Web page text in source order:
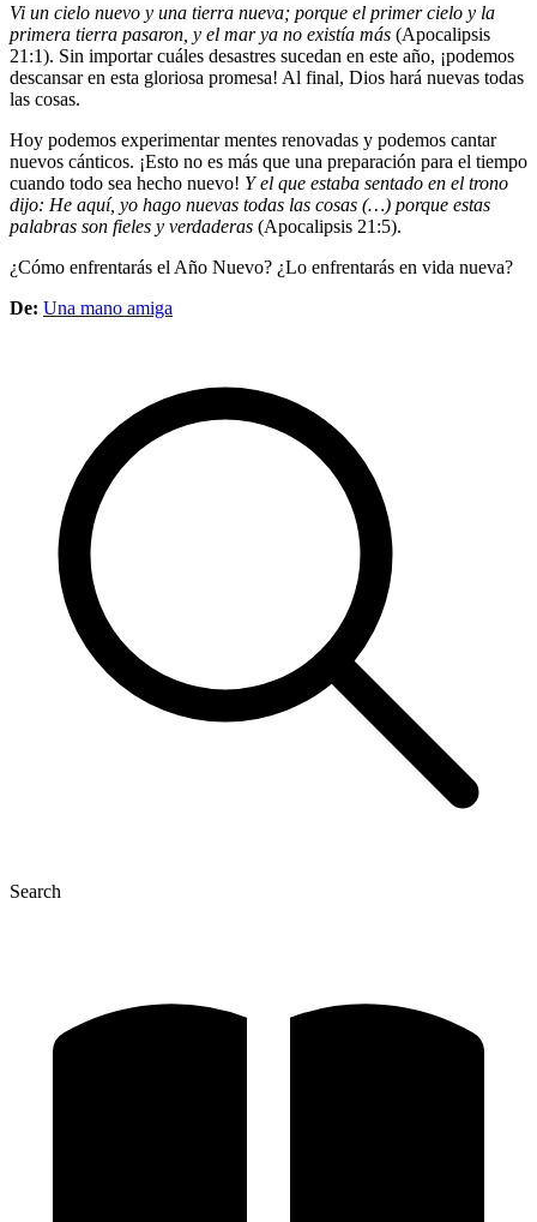
Vi un cielo nuevo y una tierra nueva; porque el primer cielo y la
primera tierra pasaron, y el mar ya no existía más (Apocalipsis
21:1). Sin importar cuáles desastres sucedan en este año, ¡podemos
descansar en esta gloriosa promesa! Al final, Dios hará nuevas todas
las cosas.
Hoy podemos experimentar mentes renovadas y podemos cantar
nuevos cánticos. ¡Esto no es más que una preparación para el tiempo
cuando todo sea hecho nuevo! Y el que estaba sentado en el trono
dijo: He aquí, yo hago nuevas todas las cosas (…) porque estas
palabras son fieles y verdaderas (Apocalipsis 21:5).
¿Cómo enfrentarás el Año Nuevo? ¿Lo enfrentarás en vida nueva?
De: Una mano amiga
Search